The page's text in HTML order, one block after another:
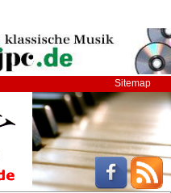
Sitemap